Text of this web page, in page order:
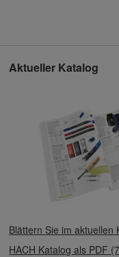
Aktueller Katalog
Blättern Sie im aktuellen
HACH Katalog als PDF